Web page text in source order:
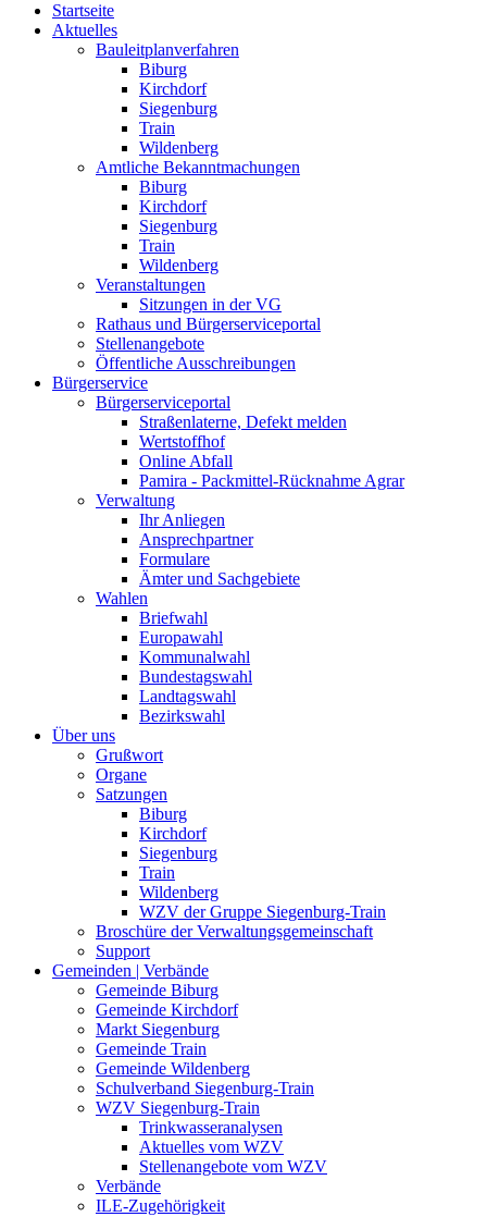
Startseite
Aktuelles
Bauleitplanverfahren
Biburg
Kirchdorf
Siegenburg
Train
Wildenberg
Amtliche Bekanntmachungen
Biburg
Kirchdorf
Siegenburg
Train
Wildenberg
Veranstaltungen
Sitzungen in der VG
Rathaus und Bürgerserviceportal
Stellenangebote
Öffentliche Ausschreibungen
Bürgerservice
Bürgerserviceportal
Straßenlaterne, Defekt melden
Wertstoffhof
Online Abfall
Pamira - Packmittel-Rücknahme Agrar
Verwaltung
Ihr Anliegen
Ansprechpartner
Formulare
Ämter und Sachgebiete
Wahlen
Briefwahl
Europawahl
Kommunalwahl
Bundestagswahl
Landtagswahl
Bezirkswahl
Über uns
Grußwort
Organe
Satzungen
Biburg
Kirchdorf
Siegenburg
Train
Wildenberg
WZV der Gruppe Siegenburg-Train
Broschüre der Verwaltungsgemeinschaft
Support
Gemeinden | Verbände
Gemeinde Biburg
Gemeinde Kirchdorf
Markt Siegenburg
Gemeinde Train
Gemeinde Wildenberg
Schulverband Siegenburg-Train
WZV Siegenburg-Train
Trinkwasseranalysen
Aktuelles vom WZV
Stellenangebote vom WZV
Verbände
ILE-Zugehörigkeit